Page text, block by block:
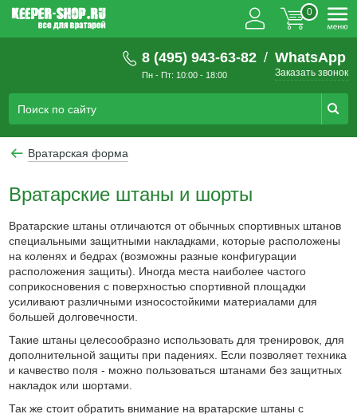
0
8 (495) 943-63-82
Пн - Пт: 10:00 - 18:00
/ WhatsApp
Заказать звонок
Вратарская форма
Вратарские штаны и шорты
Вратарские штаны отличаются от обычных спортивных штанов
специальными защитными накладками, которые расположены
на коленях и бедрах (возможны разные конфигурации
расположения защиты). Иногда места наиболее частого
соприкосновения с поверхностью спортивной площадки
усиливают различными износостойкими материалами для
большей долговечности.
Такие штаны целесообразно использовать для тренировок, для
дополнительной защиты при падениях. Если позволяет техника
и качвество поля - можно пользоваться штанами без защитных
накладок или шортами.
Так же стоит обратить внимание на вратарские штаны с